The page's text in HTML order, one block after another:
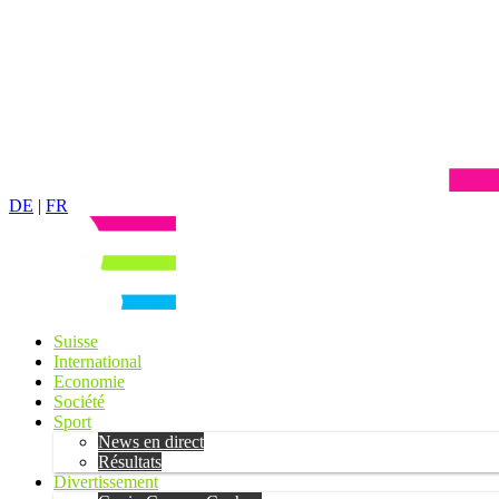
DE | FR
Suisse
International
Economie
Société
Sport
News en direct
Résultats
Divertissement